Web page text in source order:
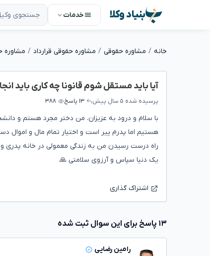
بنیاد وکلا خدمات
خانه مشاوره حقوقی مشاوره حقوقی قرارداد مشاوره
آیا باید مستقل شوم قانونا چه کاری باید
پرسیده شده ۵ سال پیش ۱۳ پاسخ ۳۸۸
با سلام و درود به عزیزان. من دختر مجرد هستم و
هستیم اما پدرم‌ پیر است و اختیار تمام مال و اموال
راه درست رسیدن من به زندگی معمولی در خانه پدری
یک دنیا سپاس و آرزوی سلامتی 🙏
اشتراک گذاری
۱۳ پاسخ برای این سوال ثبت شده
رامین رضایی